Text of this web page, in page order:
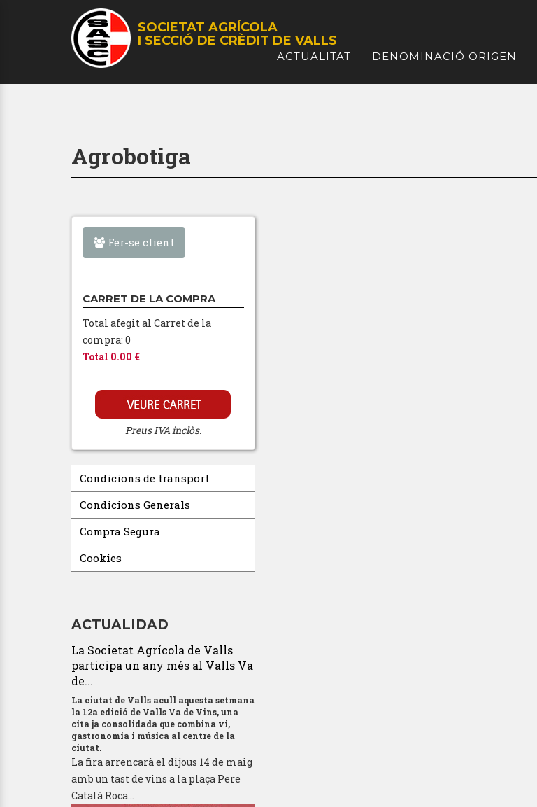
SOCIETAT AGRÍCOLA
I SECCIÓ DE CRÈDIT DE VALLS
ACTUALITAT DENOMINACIÓ ORIGEN
Agrobotiga
Fer-se client
CARRET DE LA COMPRA
Total afegit al Carret de la
compra: 0
Total 0.00 €
Preus IVA inclòs.
Condicions de transport
Condicions Generals
Compra Segura
Cookies
ACTUALIDAD
La Societat Agrícola de Valls
participa un any més al Valls Va
de...
La ciutat de Valls acull aquesta setmana
la 12a edició de Valls Va de Vins, una
cita ja consolidada que combina vi,
gastronomia i música al centre de la
ciutat.
La fira arrencarà el dijous 14 de maig
amb un tast de vins a la plaça Pere
Català Roca...